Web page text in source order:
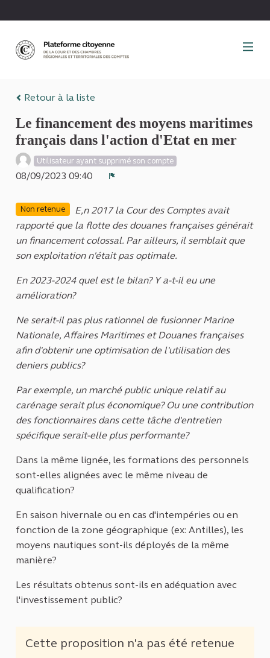
Retour à la liste
Le financement des moyens maritimes
français dans l'action d'Etat en mer
Utilisateur ayant supprimé son compte
08/09/2023 09:40
Non retenue
E,n 2017 la Cour des Comptes avait
rapporté que la flotte des douanes françaises générait
un financement colossal. Par ailleurs, il semblait que
son exploitation n'était pas optimale.
En 2023-2024 quel est le bilan? Y a-t-il eu une
amélioration?
Ne serait-il pas plus rationnel de fusionner Marine
Nationale, Affaires Maritimes et Douanes françaises
afin d'obtenir une optimisation de l'utilisation des
deniers publics?
Par exemple, un marché public unique relatif au
carénage serait plus économique? Ou une contribution
des fonctionnaires dans cette tâche d'entretien
spécifique serait-elle plus performante?
Dans la même lignée, les formations des personnels
sont-elles alignées avec le même niveau de
qualification?
En saison hivernale ou en cas d'intempéries ou en
fonction de la zone géographique (ex: Antilles), les
moyens nautiques sont-ils déployés de la même
manière?
Les résultats obtenus sont-ils en adéquation avec
l'investissement public?
Cette proposition n'a pas été retenue